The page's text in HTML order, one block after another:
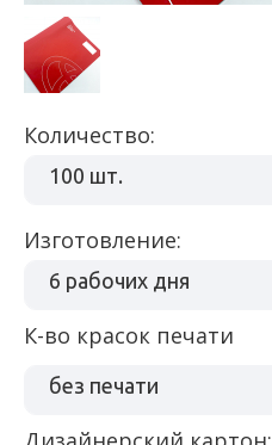
Количество:
100 шт.
Изготовление:
6 рабочих дня
К-во красок печати
без печати